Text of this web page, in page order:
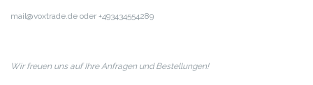
mail@voxtrade.de oder +493434554289
Wir freuen uns auf Ihre Anfragen und Bestellungen!